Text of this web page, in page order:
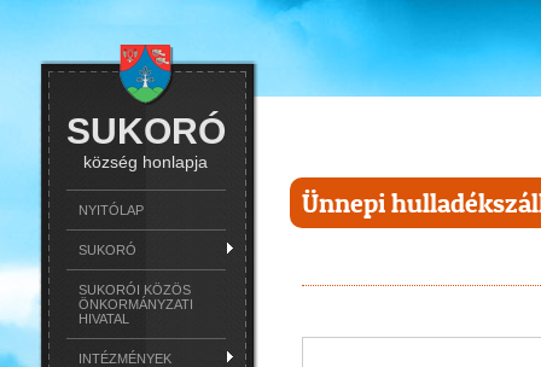
SUKORÓ
község honlapja
NYITÓLAP
SUKORÓ
SUKORÓI KÖZÖS
ÖNKORMÁNYZATI
HIVATAL
INTÉZMÉNYEK
Ünnepi